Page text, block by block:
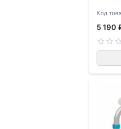
Код
5 190